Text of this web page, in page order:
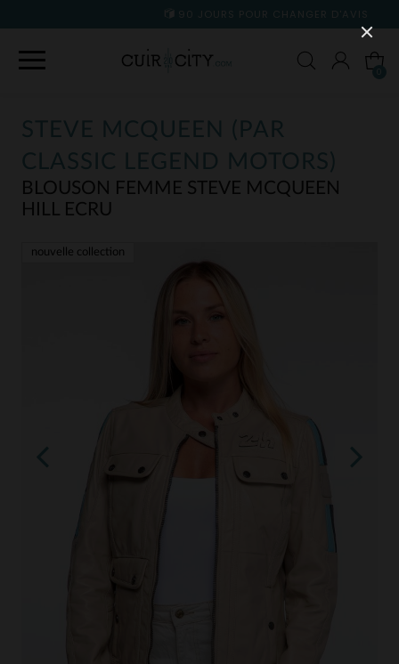
90 JOURS POUR CHANGER D'AVIS
STEVE MCQUEEN (PAR
CLASSIC LEGEND MOTORS)
BLOUSON FEMME STEVE MCQUEEN
HILL ECRU
nouvelle collection